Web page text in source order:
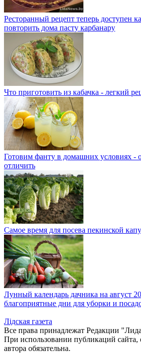
Ресторанный рецепт теперь доступен
повторить дома пасту карбанару
Что приготовить из кабачка - легкий
Готовим фанту в домашних условиях -
отличить
Самое время для посева пекинской
Лунный календарь дачника на август
благоприятные дни для уборки и
Лiдская газета
Все права принадлежат Редакции
При использовании публикаций сайта,
автора обязательна.